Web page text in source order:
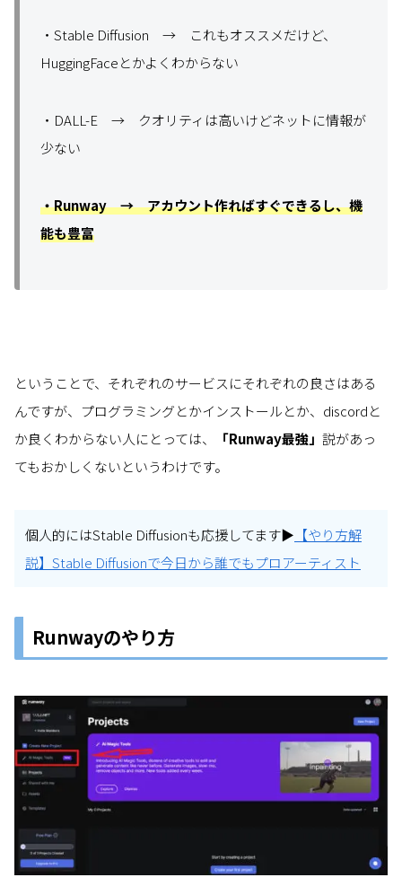
・Stable Diffusion → これもオススメだけど、
HuggingFaceとかよくわからない
・DALL-E → クオリティは高いけどネットに情報が
少ない
・Runway → アカウント作ればすぐできるし、機
能も豊富
ということで、それぞれのサービスにそれぞれの良さはある
んですが、プログラミングとかインストールとか、discordと
か良くわからない人にとっては、
「Runway最強」 説があっ
てもおかしくないというわけです。
個人的にはStable Diffusionも応援してます▶ 【やり方解
説】Stable Diffusionで今日から誰でもプロアーティスト
Runwayのやり方